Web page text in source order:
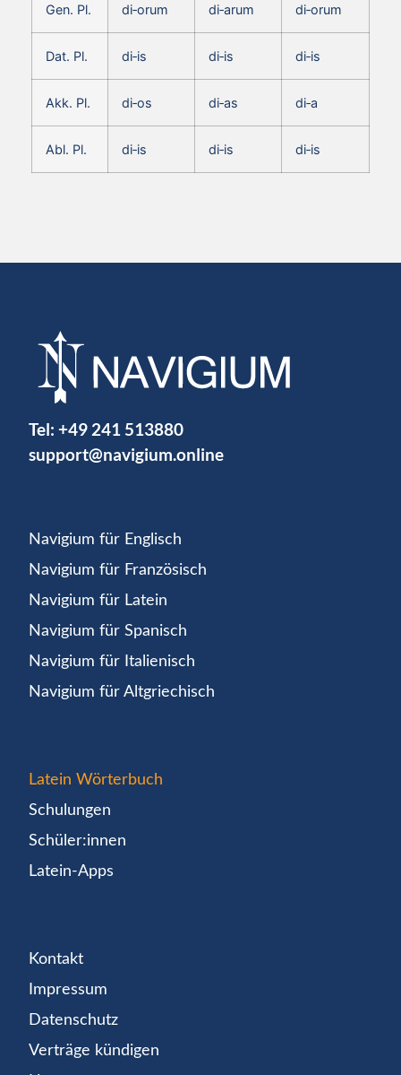
Gen. Pl. di‑orum di‑arum di‑orum
Dat. Pl. di‑is di‑is di‑is
Akk. Pl. di‑os di‑as di‑a
Abl. Pl. di‑is di‑is di‑is
Tel: +49 241 513880
support@navigium.online
Navigium für Englisch
Navigium für Französisch
Navigium für Latein
Navigium für Spanisch
Navigium für Italienisch
Navigium für Altgriechisch
Latein Wörterbuch
Schulungen
Schüler:innen
Latein-Apps
Kontakt
Impressum
Datenschutz
Verträge kündigen